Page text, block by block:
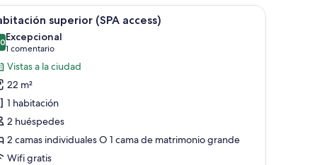
una mesita con una lámpara y un jarrón con flores.
Una cama bien tendida con sábanas
7 superior (SPA access)
de 10
Excepcional
1 comentario
(1 comentario)
Vistas a la ciudad
22 m²
1 habitación
2 huéspedes
2 camas individuales O 1 cama de matrimonio grande
Wifi gratis